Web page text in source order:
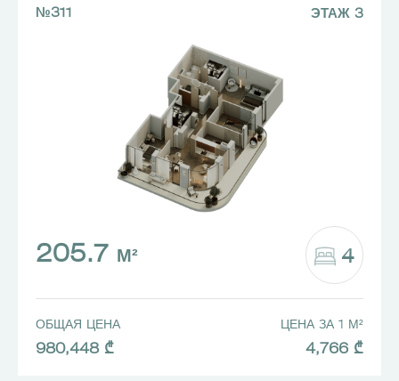
№311 ЭТАЖ 3
205.7 М² 4
ОБЩАЯ ЦЕНА
980,448 ₾
ЦЕНА ЗА 1 М²
4,766 ₾